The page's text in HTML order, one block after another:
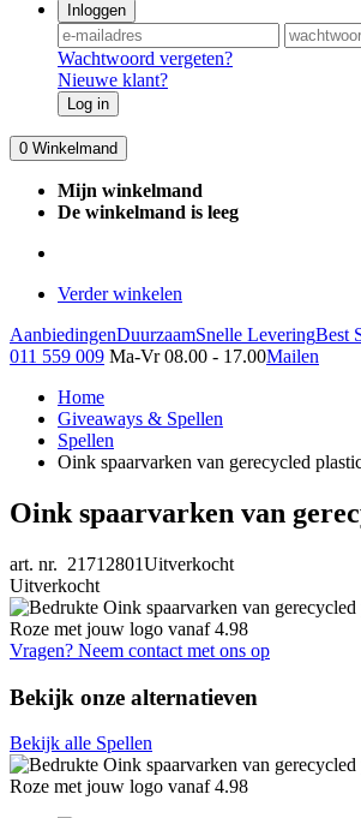
Inloggen
Wachtwoord vergeten?
Nieuwe klant?
Log in
0 Winkelmand
Mijn winkelmand
De winkelmand is leeg
Verder winkelen
AanbiedingenDuurzaamSnelle LeveringBest
011 559 009 Ma-Vr 08.00 - 17.00Mailen
Home
Giveaways & Spellen
Spellen
Oink spaarvarken van gerecycled
Oink spaarvarken van
art. nr. 21712801Uitverkocht
Uitverkocht
Vragen? Neem contact met ons op
Bekijk onze alternatieven
Bekijk alle Spellen